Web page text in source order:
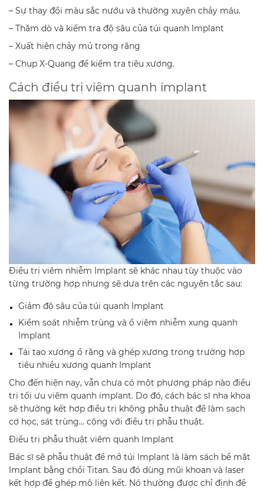
– Sự thay đổi màu sắc nướu và thường xuyên chảy máu.
– Thăm dò và kiểm tra độ sâu của túi quanh Implant
– Xuất hiện chảy mủ trong răng
– Chụp X-Quang để kiểm tra tiêu xương.
Cách điều trị viêm quanh implant
Điều trị viêm nhiễm Implant sẽ khác nhau tùy thuộc vào
từng trường hợp nhưng sẽ dựa trên các nguyên tắc sau:
Giảm độ sâu của túi quanh Implant
Kiểm soát nhiễm trùng và ổ viêm nhiễm xung quanh
Implant
Tái tạo xương ổ răng và ghép xương trong trường hợp
tiêu nhiều xương quanh Implant
Cho đến hiện nay, vẫn chưa có một phương pháp nào điều
trị tối ưu viêm quanh implant. Do đó, cách bác sĩ nha khoa
sẽ thường kết hợp điều trị không phẫu thuật để làm sạch
cơ học, sát trùng… cộng với điều trị phẫu thuật.
Điều trị phẫu thuật viêm quanh Implant
Bác sĩ sẽ phẫu thuật để mở túi Implant là làm sách bề mặt
Implant bằng chổi Titan. Sau đó dùng mũi khoan và laser
kết hợp để ghép mô liên kết. Nó thường được chỉ định để